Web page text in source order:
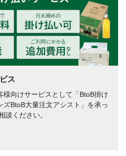
ス
様向けサービスとして「BtoB掛け
BtoB大量注文アシスト」を承っ
談ください。